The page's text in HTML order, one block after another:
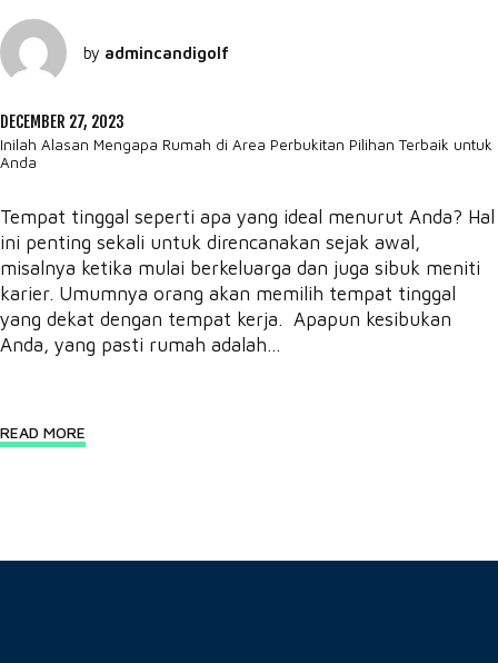
by admincandigolf
DECEMBER 27, 2023
Inilah Alasan Mengapa Rumah di Area Perbukitan Pilihan Terbaik untuk
Anda
Tempat tinggal seperti apa yang ideal menurut Anda? Hal
ini penting sekali untuk direncanakan sejak awal,
misalnya ketika mulai berkeluarga dan juga sibuk meniti
karier. Umumnya orang akan memilih tempat tinggal
yang dekat dengan tempat kerja. Apapun kesibukan
Anda, yang pasti rumah adalah...
READ MORE